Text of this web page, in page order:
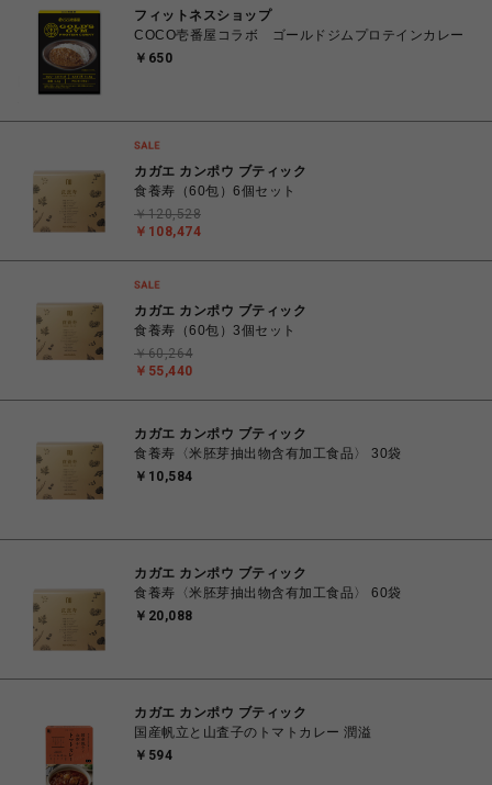
フィットネスショップ
COCO壱番屋コラボ ゴールドジムプロテインカレー
￥650
カガエ カンポウ ブティック
食養寿（60包）6個セット
￥108,474
￥120,528
カガエ カンポウ ブティック
食養寿（60包）3個セット
￥55,440
￥60,264
カガエ カンポウ ブティック
食養寿〈米胚芽抽出物含有加工食品〉 30袋
￥10,584
カガエ カンポウ ブティック
食養寿〈米胚芽抽出物含有加工食品〉 60袋
￥20,088
カガエ カンポウ ブティック
国産帆立と山査子のトマトカレー 潤溢
￥594